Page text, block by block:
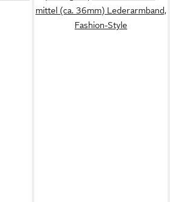
mittel (ca. 36mm) Lederarmband,
Fashion-Style